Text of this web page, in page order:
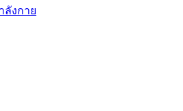
ลังกาย